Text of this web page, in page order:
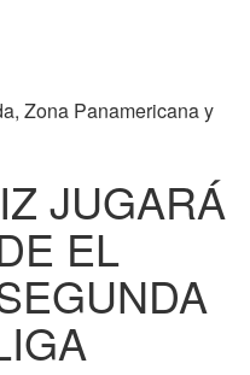
Zona Panamericana y
JUGARÁ
EL